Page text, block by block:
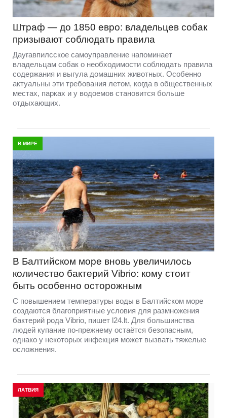
Штраф — до 1850 евро: владельцев собак
призывают соблюдать правила
Даугавпилсское самоуправление напоминает
владельцам собак о необходимости соблюдать правила
содержания и выгула домашних животных. Особенно
актуальны эти требования летом, когда в общественных
местах, парках и у водоемов становится больше
отдыхающих.
В МИРЕ
В Балтийском море вновь увеличилось
количество бактерий Vibrio: кому стоит
быть особенно осторожным
С повышением температуры воды в Балтийском море
создаются благоприятные условия для размножения
бактерий рода Vibrio, пишет l24.lt. Для большинства
людей купание по-прежнему остаётся безопасным,
однако у некоторых инфекция может вызвать тяжелые
осложнения.
ЛАТВИЯ